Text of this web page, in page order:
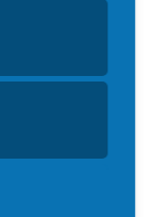
,Technische